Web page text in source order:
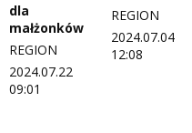
dla
małżonków
REGION
2024.07.22
09:01
REGION
2024.07.04
12:08